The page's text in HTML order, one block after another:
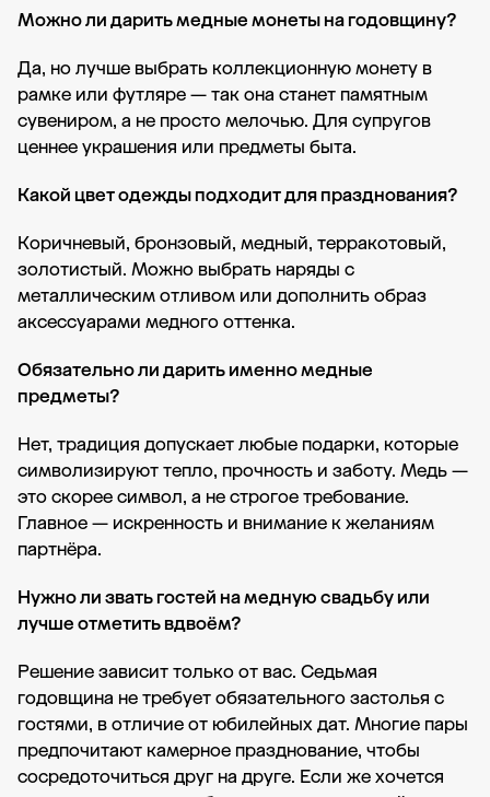
Можно ли дарить медные монеты на годовщину?
Да, но лучше выбрать коллекционную монету в
рамке или футляре — так она станет памятным
сувениром, а не просто мелочью. Для супругов
ценнее украшения или предметы быта.
Какой цвет одежды подходит для празднования?
Коричневый, бронзовый, медный, терракотовый,
золотистый. Можно выбрать наряды с
металлическим отливом или дополнить образ
аксессуарами медного оттенка.
Обязательно ли дарить именно медные
предметы?
Нет, традиция допускает любые подарки, которые
символизируют тепло, прочность и заботу. Медь —
это скорее символ, а не строгое требование.
Главное — искренность и внимание к желаниям
партнёра.
Нужно ли звать гостей на медную свадьбу или
лучше отметить вдвоём?
Решение зависит только от вас. Седьмая
годовщина не требует обязательного застолья с
гостями, в отличие от юбилейных дат. Многие пары
предпочитают камерное празднование, чтобы
сосредоточиться друг на друге. Если же хочется